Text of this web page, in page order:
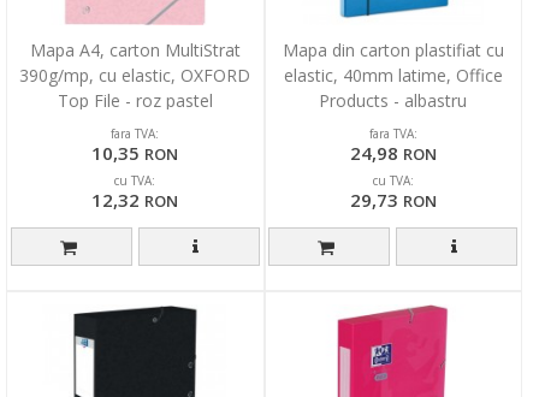
Mapa A4, carton MultiStrat
390g/mp, cu elastic, OXFORD
Top File - roz pastel
fara TVA:
10,35 RON
cu TVA:
12,32 RON
Mapa din carton plastifiat cu
elastic, 40mm latime, Office
Products - albastru
fara TVA:
24,98 RON
cu TVA:
29,73 RON